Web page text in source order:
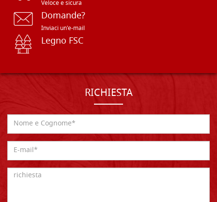
Veloce e sicura
Domande?
Inviaci un'e-mail
Legno FSC
RICHIESTA